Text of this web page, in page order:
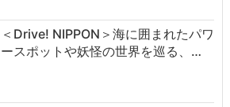
＜Drive! NIPPON＞海に囲まれたパワ
ースポットや妖怪の世界を巡る、…